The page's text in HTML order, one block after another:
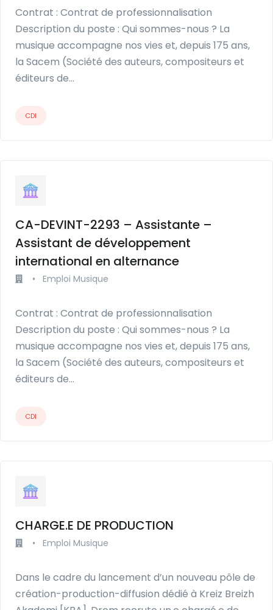
Contrat : Contrat de professionnalisation
Description du poste : Qui sommes-nous ? La
musique accompagne nos vies et, depuis 175 ans,
la Sacem (Société des auteurs, compositeurs et
éditeurs de…
CDI
CA-DEVINT-2293 – Assistante –
Assistant de développement
international en alternance
• Emploi Musique
Contrat : Contrat de professionnalisation
Description du poste : Qui sommes-nous ? La
musique accompagne nos vies et, depuis 175 ans,
la Sacem (Société des auteurs, compositeurs et
éditeurs de…
CDI
CHARGE.E DE PRODUCTION
• Emploi Musique
Dans le cadre du lancement d’un nouveau pôle de
création-production-diffusion dédié à Kreiz Breizh